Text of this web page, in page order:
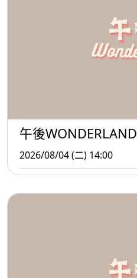
午後WONDERLAND
2026/08/04 (二) 14:00